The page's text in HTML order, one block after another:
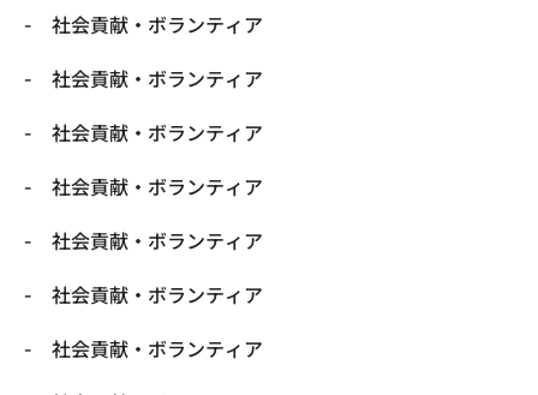
社会貢献・ボランティア
社会貢献・ボランティア
社会貢献・ボランティア
社会貢献・ボランティア
社会貢献・ボランティア
社会貢献・ボランティア
社会貢献・ボランティア